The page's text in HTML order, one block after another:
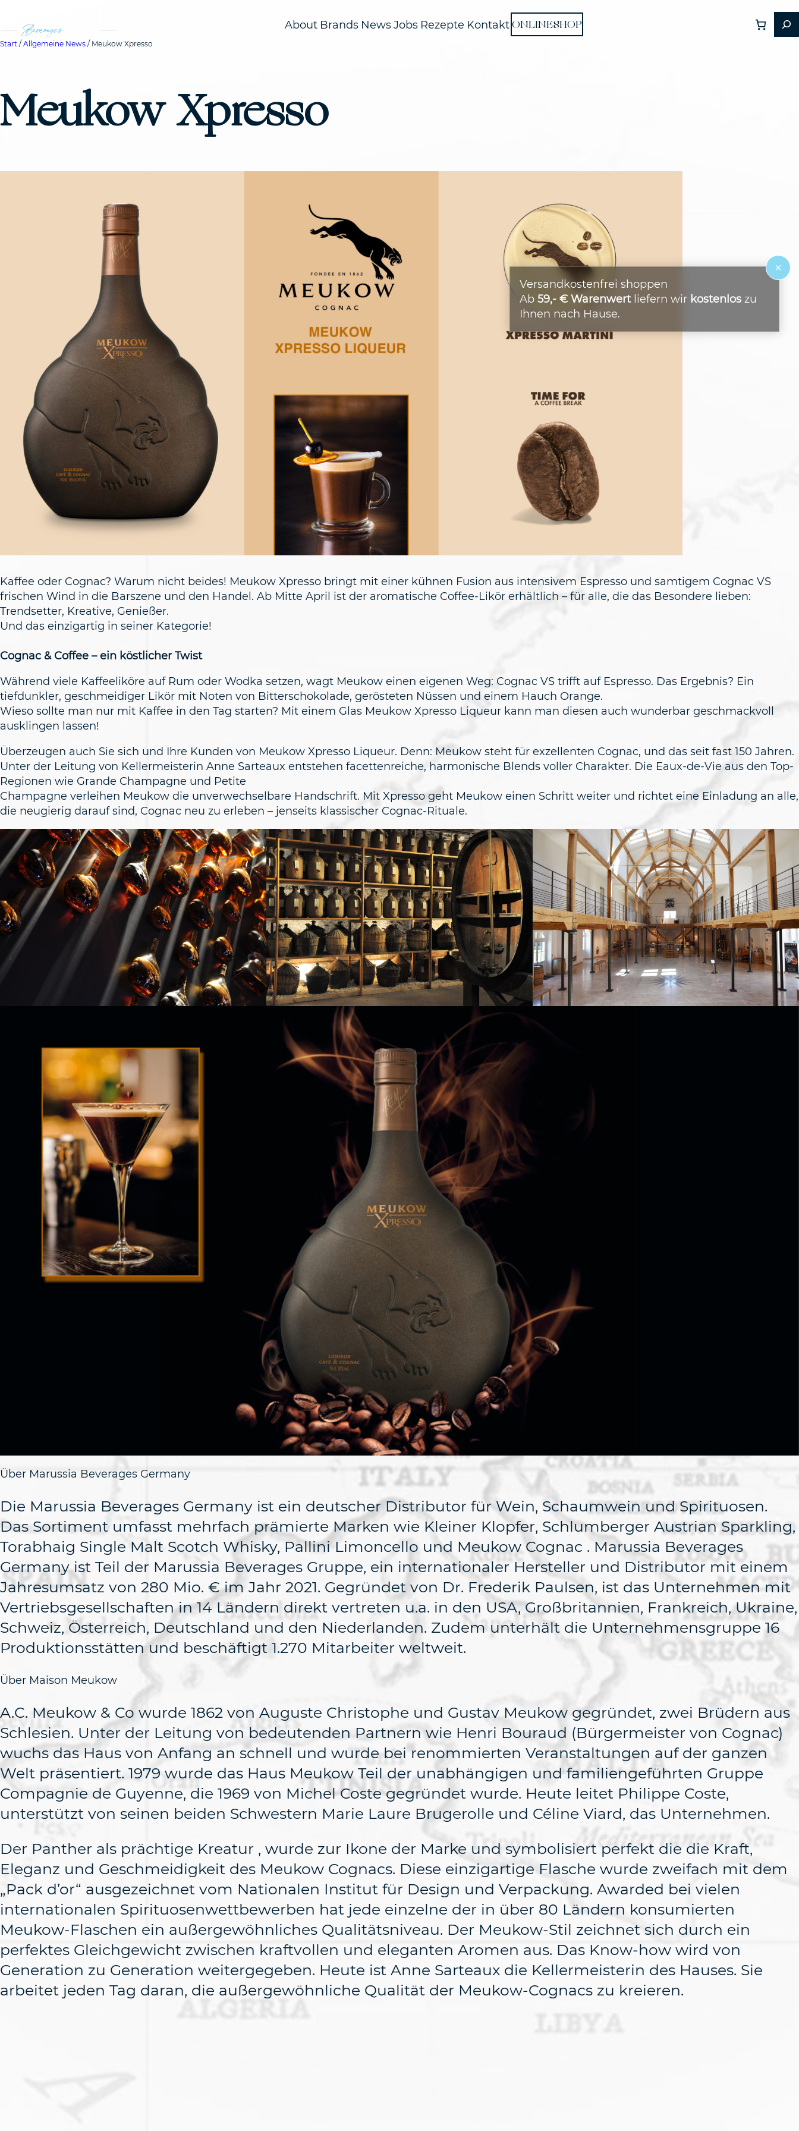
Versandkostenfrei shoppen
Ab59,- € Warenwertliefern wir kostenlos zu
Ihnen nach Hause.
×
About Brands News Jobs Rezepte Kontakt ONLINESHOP
Start / Allgemeine News / Meukow Xpresso
Meukow Xpresso
Kaffee oder Cognac? Warum nicht beides! Meukow Xpresso bringt mit einer kühnen Fusion aus intensivem Espresso und samtigem Cognac VS
frischen Wind in die Barszene und den Handel. Ab Mitte April ist der aromatische Coffee-Likör erhältlich – für alle, die das Besondere lieben:
Trendsetter, Kreative, Genießer.
Und das einzigartig in seiner Kategorie!
Cognac & Coffee – ein köstlicher Twist
Während viele Kaffeeliköre auf Rum oder Wodka setzen, wagt Meukow einen eigenen Weg: Cognac VS trifft auf Espresso. Das Ergebnis? Ein
tiefdunkler, geschmeidiger Likör mit Noten von Bitterschokolade, gerösteten Nüssen und einem Hauch Orange.
Wieso sollte man nur mit Kaffee in den Tag starten? Mit einem Glas Meukow Xpresso Liqueur kann man diesen auch wunderbar geschmackvoll
ausklingen lassen!
Überzeugen auch Sie sich und Ihre Kunden von Meukow Xpresso Liqueur. Denn: Meukow steht für exzellenten Cognac, und das seit fast 150 Jahren.
Unter der Leitung von Kellermeisterin Anne Sarteaux entstehen facettenreiche, harmonische Blends voller Charakter. Die Eaux-de-Vie aus den Top-
Regionen wie Grande Champagne und Petite
Champagne verleihen Meukow die unverwechselbare Handschrift. Mit Xpresso geht Meukow einen Schritt weiter und richtet eine Einladung an alle,
die neugierig darauf sind, Cognac neu zu erleben – jenseits klassischer Cognac-Rituale.
Über Marussia Beverages Germany
Die Marussia Beverages Germany ist ein deutscher Distributor für Wein, Schaumwein und Spirituosen.
Das Sortiment umfasst mehrfach prämierte Marken wie Kleiner Klopfer, Schlumberger Austrian Sparkling,
Torabhaig Single Malt Scotch Whisky, Pallini Limoncello und Meukow Cognac . Marussia Beverages
Germany ist Teil der Marussia Beverages Gruppe, ein internationaler Hersteller und Distributor mit einem
Jahresumsatz von 280 Mio. € im Jahr 2021. Gegründet von Dr. Frederik Paulsen, ist das Unternehmen mit
Vertriebsgesellschaften in 14 Ländern direkt vertreten u.a. in den USA, Großbritannien, Frankreich, Ukraine,
Schweiz, Österreich, Deutschland und den Niederlanden. Zudem unterhält die Unternehmensgruppe 16
Produktionsstätten und beschäftigt 1.270 Mitarbeiter weltweit.
Über Maison Meukow
A.C. Meukow & Co wurde 1862 von Auguste Christophe und Gustav Meukow gegründet, zwei Brüdern aus
Schlesien. Unter der Leitung von bedeutenden Partnern wie Henri Bouraud (Bürgermeister von Cognac)
wuchs das Haus von Anfang an schnell und wurde bei renommierten Veranstaltungen auf der ganzen
Welt präsentiert. 1979 wurde das Haus Meukow Teil der unabhängigen und familiengeführten Gruppe
Compagnie de Guyenne, die 1969 von Michel Coste gegründet wurde. Heute leitet Philippe Coste,
unterstützt von seinen beiden Schwestern Marie Laure Brugerolle und Céline Viard, das Unternehmen.
Der Panther als prächtige Kreatur , wurde zur Ikone der Marke und symbolisiert perfekt die die Kraft,
Eleganz und Geschmeidigkeit des Meukow Cognacs. Diese einzigartige Flasche wurde zweifach mit dem
„Pack d’or“ ausgezeichnet vom Nationalen Institut für Design und Verpackung. Awarded bei vielen
internationalen Spirituosenwettbewerben hat jede einzelne der in über 80 Ländern konsumierten
Meukow-Flaschen ein außergewöhnliches Qualitätsniveau. Der Meukow-Stil zeichnet sich durch ein
perfektes Gleichgewicht zwischen kraftvollen und eleganten Aromen aus. Das Know-how wird von
Generation zu Generation weitergegeben. Heute ist Anne Sarteaux die Kellermeisterin des Hauses. Sie
arbeitet jeden Tag daran, die außergewöhnliche Qualität der Meukow-Cognacs zu kreieren.